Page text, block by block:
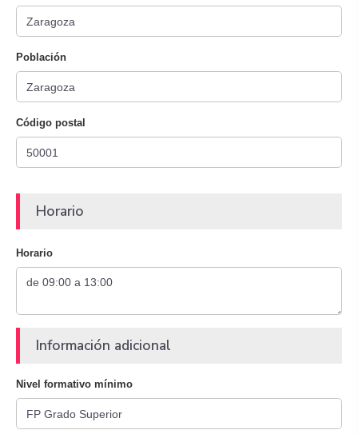
Población
Código postal
Horario
Horario
Información adicional
Nivel formativo mínimo